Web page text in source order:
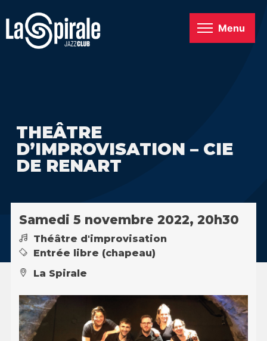
Menu
THEÂTRE
D’IMPROVISATION – CIE
DE RENART
Samedi 5 novembre 2022, 20h30
Théâtre d'improvisation
Entrée libre (chapeau)
La Spirale